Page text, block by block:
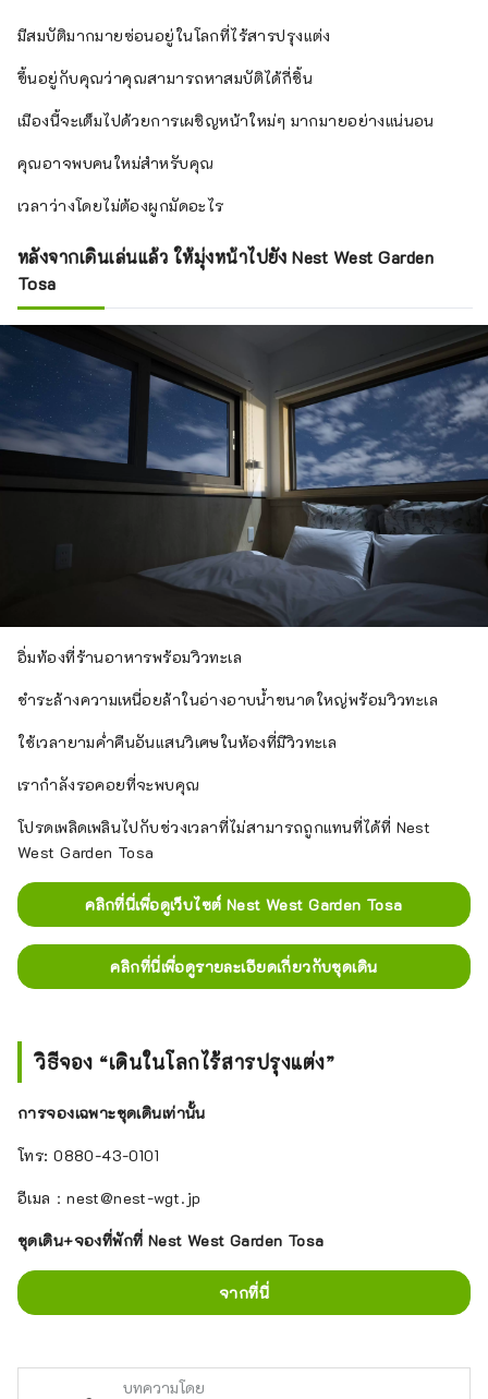
มีสมบัติมากมายซ่อนอยู่ในโลกที่ไร้สารปรุงแต่ง
ขึ้นอยู่กับคุณว่าคุณสามารถหาสมบัติได้กี่ชิ้น
เมืองนี้จะเต็มไปด้วยการเผชิญหน้าใหม่ๆ มากมายอย่างแน่นอน
คุณอาจพบคนใหม่สำหรับคุณ
เวลาว่างโดยไม่ต้องผูกมัดอะไร
หลังจากเดินเล่นแล้ว ให้มุ่งหน้าไปยัง Nest West Garden
Tosa
อิ่มท้องที่ร้านอาหารพร้อมวิวทะเล
ชำระล้างความเหนื่อยล้าในอ่างอาบน้ำขนาดใหญ่พร้อมวิวทะเล
ใช้เวลายามค่ำคืนอันแสนวิเศษในห้องที่มีวิวทะเล
เรากำลังรอคอยที่จะพบคุณ
โปรดเพลิดเพลินไปกับช่วงเวลาที่ไม่สามารถถูกแทนที่ได้ที่ Nest
West Garden Tosa
คลิกที่นี่เพื่อดูเว็บไซต์ Nest West Garden Tosa
คลิกที่นี่เพื่อดูรายละเอียดเกี่ยวกับชุดเดิน
วิธีจอง “เดินในโลกไร้สารปรุงแต่ง”
การจองเฉพาะชุดเดินเท่านั้น
โทร: 0880-43-0101
อีเมล：nest@nest-wgt.jp
ชุดเดิน+จองที่พักที่ Nest West Garden Tosa
จากที่นี่
บทความโดย